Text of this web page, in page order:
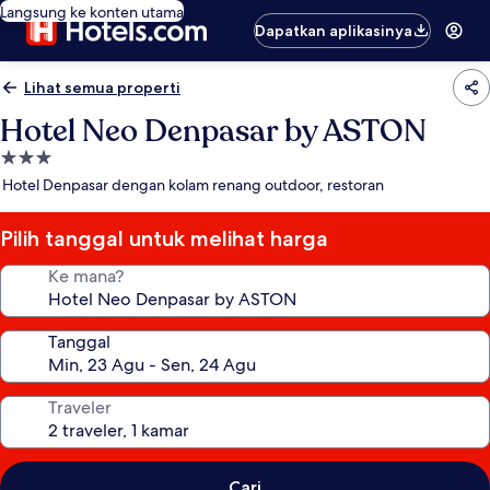
Langsung ke konten utama
Dapatkan aplikasinya
Lihat semua properti
Hotel Neo Denpasar by ASTON
Properti
bintang
Hotel Denpasar dengan kolam renang outdoor, restoran
Pilih tanggal untuk melihat harga
Ke mana?
Tanggal
Traveler